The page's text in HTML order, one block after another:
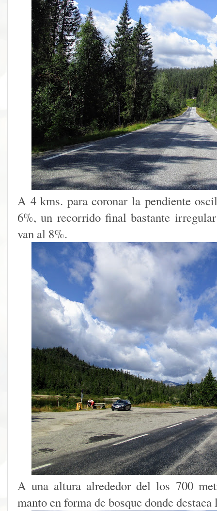
A 4 kms. para coronar la pendiente
6%, un recorrido final bastante
van al 8%.
A una altura alrededor del los 700
manto en forma de bosque donde